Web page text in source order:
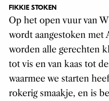
FIKKIE STOKEN
Op het open vuur van
wordt aangestoken met
worden alle gerechten
tot vis en van kaas tot
waarmee we starten
rokerig smaakje, en is